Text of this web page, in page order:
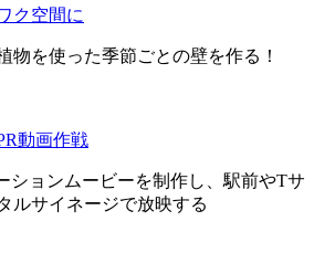
ク空間に
物を使った季節ごとの壁を作る！
動画作戦
ションムービーを制作し、駅前やTサ
ルサイネージで放映する